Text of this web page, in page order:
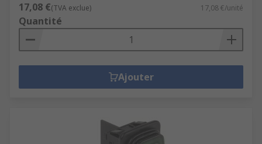
17,08 €(TVA exclue) 17,08 €/unité
Quantité
Ajouter